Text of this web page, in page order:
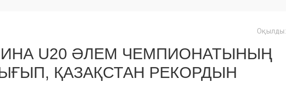
Оқылды:
U20 ӘЛЕМ ЧЕМПИОНАТЫНЫҢ
ҚАЗАҚСТАН РЕКОРДЫН